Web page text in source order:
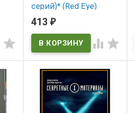

серий)* (Red Eye)
В наличии
Red Eye
413₽
 